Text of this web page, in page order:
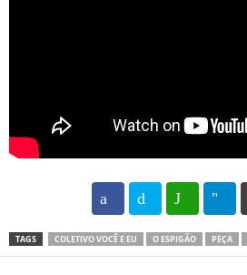
102
TAGS COLETIVO VOCÊ E EU O ESPIGÃO PEÇA